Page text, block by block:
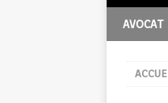
AVOCAT